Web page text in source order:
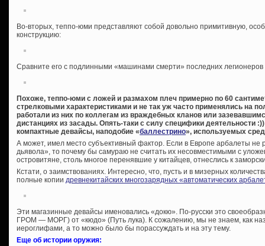
Во-вторых, теппо-юми представляют собой довольно примитивную,
конструкцию:
Сравните его с подлинными «машинами смерти» последних легионеров
Похоже, теппо-юми с ложей и размахом плеч примерно по 60
стрелковыми характеристиками и не так уж часто применялись на
работали из них по коллегам из враждебных кланов или
дистанциях из засады. Опять-таки с силу специфики деятельности
компактные девайсы, наподобие «баллестрино», используемых
А может, имел место субъективный фактор. Если в Европе арбалеты не
дьявола», то почему бы самураю не считать их несовместимыми с
островитяне, столь многое перенявшие у китайцев, отнеслись к
Кстати, о заимствованиях. Интересно, что, пусть и в мизерных
полные копии древнекитайских многозарядных «автоматических
Эти магазинные девайсы именовались «докю». По-русски это
ГРОМ — МОРГ) от «кюдо» (Путь лука). К сожалению, мы не знаем, как
иероглифами, а то можно было бы порассуждать и на эту тему.
Еще об истории оружия: